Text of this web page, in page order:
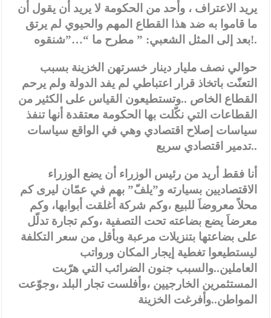
يريد الاعتراف ، وأحد من الحكومة لا يريد أن يقول أن
ما قاموا به ضد هذا القطاع المهم والحيوي لم يرتق
بعد إلى المثل الشعبي: ” مطرح ما “…”شنقوه!.
حوالي نصف مليار دينار خسرتهن الخزينة بسبب
التعنّت باتخاذ قرار اعتباطي لم يفد الدولة ولم يرحم
القطاع الخاص ..وتستطيعون القياس على الكثير من
القطاعات التي نكّلت بها الحكومة معتقدة أنها تنفذ
سياسات إصلاح اقتصادي وهي في الواقع سياسات
تدمير اقتصادي سريع..
أنا فقط أريد من رئيس الوزراء أن يضع الوزراء
الاقتصاديين بسيارته و”يلفّ” بهم في عمّان ليرى كم
محلاً معروضاَ للبيع ،وكم شركة أغلقت أبوابها، وكم
معرضاَ يضع بضاعته تحت التصفية ،وكم تجارة تدلّل
على بضاعتها بتنزيلات مرعبة وبأقل من سعر التكلفة
ليستطيعوا تغطية إيجار المكان ورواتب
العاملين..والسبب جنون الضرائب التي هرّبت
المستثمرين الخارجيين ،وأفلست تجار البلد ،وجوّعت
المواطن..وأفرغت الخزينة